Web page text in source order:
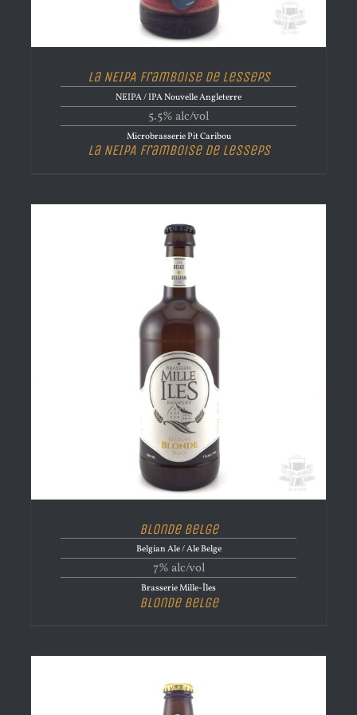
La NEIPA Framboise de Lesseps
NEIPA / IPA Nouvelle Angleterre
5.5% alc/vol
Microbrasserie Pit Caribou
La NEIPA Framboise de Lesseps
Blonde Belge
Belgian Ale / Ale Belge
7% alc/vol
Brasserie Mille-Îles
Blonde Belge